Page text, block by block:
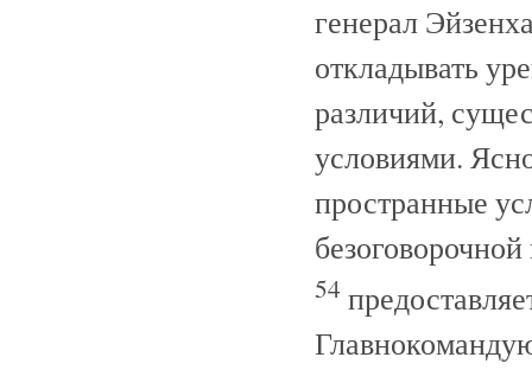
генерал
откладывать
различий,
условиями.
пространные
54